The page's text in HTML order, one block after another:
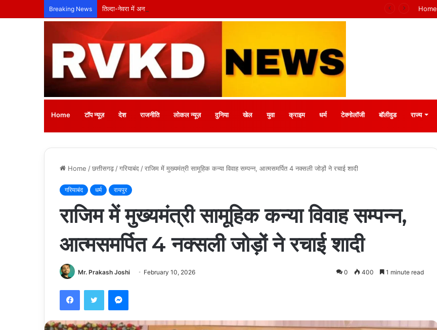
Breaking News तिल्दा-नेवरा में अनाथ बच्चों के लिए लगेगा नि:शुल्क मीना बाजार, 10 अगस्त को मुस्कानों से सजेगी खास शाम Home
Home टॉप न्यूज़ देश राजनीति लोकल न्यूज़ दुनिया खेल युवा क्राइम धर्म टेक्नोलॉजी बॉलीवुड राज्य
Home /छत्तीसगढ़ /गरियाबंद /राजिम में मुख्यमंत्री सामूहिक कन्या विवाह सम्पन्न, आत्मसमर्पित 4 नक्सली जोड़ों ने रचाई शादी
गरियाबंद धर्म रायपुर
राजिम में मुख्यमंत्री सामूहिक कन्या विवाह सम्पन्न,
आत्मसमर्पित 4 नक्सली जोड़ों ने रचाई शादी
Mr. Prakash Joshi February 10, 2026 0 400 1 minute read
FacebookTwitter Messenger